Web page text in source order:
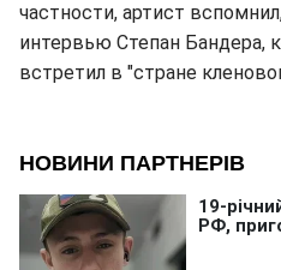
частности, артист
интервью Степан Бандера,
встретил в "стране